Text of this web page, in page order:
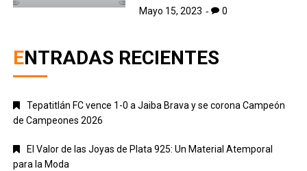
Mayo 15, 2023 0
ENTRADAS RECIENTES
Tepatitlán FC vence 1-0 a Jaiba Brava y se corona Campeón
de Campeones 2026
El Valor de las Joyas de Plata 925: Un Material Atemporal
para la Moda